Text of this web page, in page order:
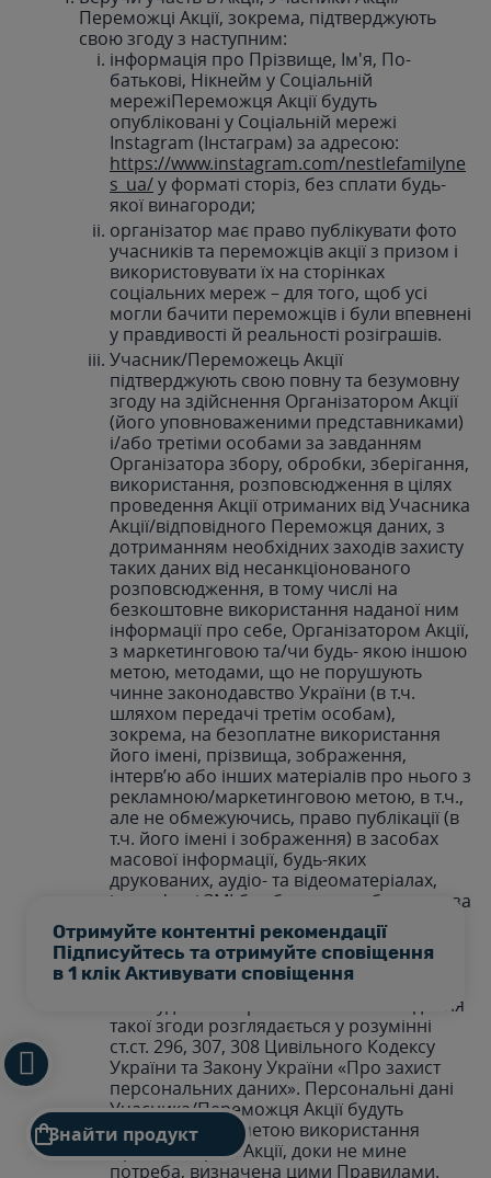
Переможці Акції, зокрема, підтверджують
свою згоду з наступним:
інформація про Прізвище, Ім'я, По-
батькові, Нікнейм у Соціальній
мережіПереможця Акції будуть
опубліковані у Соціальній мережі
Instagram (Інстаграм) за адресою:
https://www.instagram.com/nestlefamilyne
s_ua/у форматі сторіз, без сплати будь-
якої винагороди;
організатор має право публікувати фото
учасників та переможців акції з призом і
використовувати їх на сторінках
соціальних мереж – для того, щоб усі
могли бачити переможців і були впевнені
у правдивості й реальності розіграшів.
Учасник/Переможець Акції
підтверджують свою повну та безумовну
згоду на здійснення Організатором Акції
(його уповноваженими представниками)
і/або третіми особами за завданням
Організатора збору, обробки, зберігання,
використання, розповсюдження в цілях
проведення Акції отриманих від Учасника
Акції/відповідного Переможця даних, з
дотриманням необхідних заходів захисту
таких даних від несанкціонованого
розповсюдження, в тому числі на
безкоштовне використання наданої ним
інформації про себе, Організатором Акції,
з маркетинговою та/чи будь- якою іншою
метою, методами, що не порушують
чинне законодавство України (в т.ч.
шляхом передачі третім особам),
зокрема, на безоплатне використання
його імені, прізвища, зображення,
інтерв’ю або інших матеріалів про нього з
рекламною/маркетинговою метою, в т.ч.,
але не обмежуючись, право публікації (в
т.ч. його імені і зображення) в засобах
масової інформації, будь-яких
друкованих, аудіо- та відеоматеріалах,
інтерв'ю зі ЗМІ без будь-яких обмежень за
територією, часом та способом
використання, і таке використання
жодним чином не відшкодовуватиметься
Організатором або Виконавцем Акції та/
або будь-якою третьою особою. Надання
такої згоди розглядається у розумінні
ст.ст. 296, 307, 308 Цивільного Кодексу
України та Закону України «Про захист
персональних даних». Персональні дані
Учасника/Переможця Акції будуть
оброблятися з метою використання
Організатором Акції, доки не мине
потреба, визначена цими Правилами.
Знайти продукт
Отримуйте контентні рекомендації
Підписуйтесь та отримуйте сповіщення
в 1 клік Активувати сповіщення